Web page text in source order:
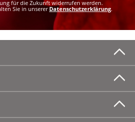
für die Zukunft widerrufen werden.
Sie in unsererDatenschutzerklärung.